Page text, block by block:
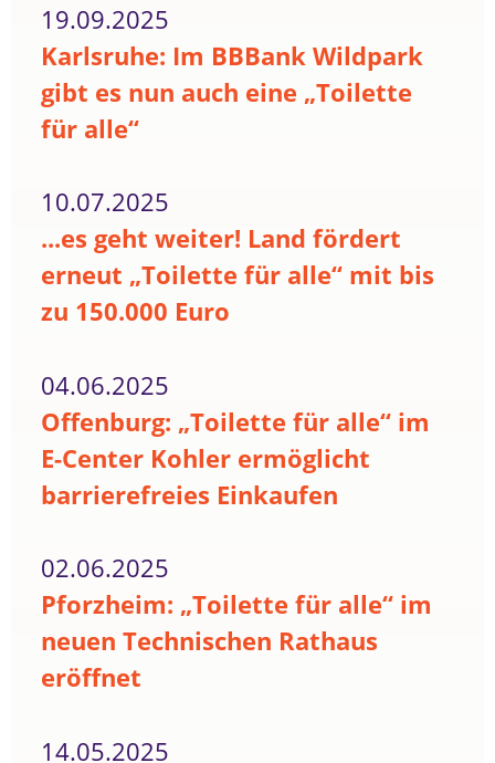
19.09.2025
Karlsruhe: Im BBBank Wildpark
gibt es nun auch eine „Toilette
für alle“
10.07.2025
...es geht weiter! Land fördert
erneut „Toilette für alle“ mit bis
zu 150.000 Euro
04.06.2025
Offenburg: „Toilette für alle“ im
E-Center Kohler ermöglicht
barrierefreies Einkaufen
02.06.2025
Pforzheim: „Toilette für alle“ im
neuen Technischen Rathaus
eröffnet
14.05.2025